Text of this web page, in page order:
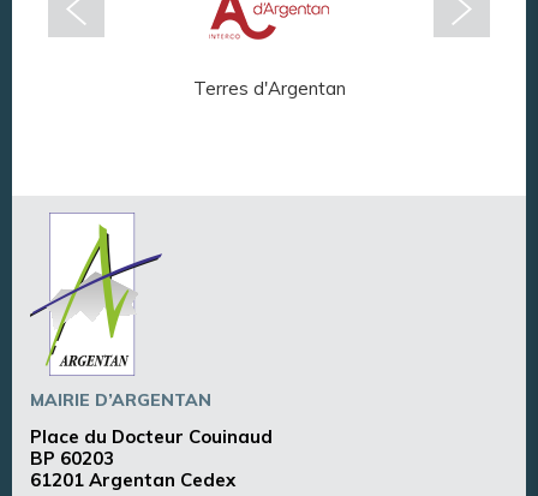
Terres d'Argentan
MAIRIE D’ARGENTAN
Place du Docteur Couinaud
BP 60203
61201 Argentan Cedex